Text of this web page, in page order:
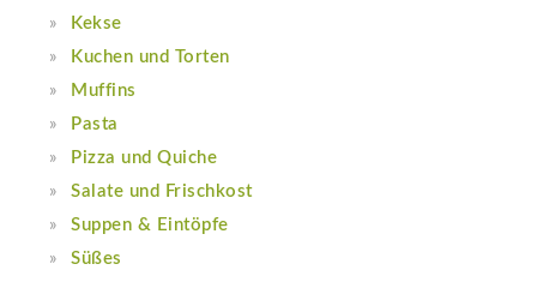
Kekse
Kuchen und Torten
Muffins
Pasta
Pizza und Quiche
Salate und Frischkost
Suppen & Eintöpfe
Süßes